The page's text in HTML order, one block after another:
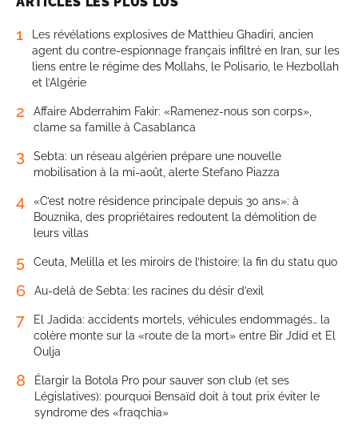
1
Les révélations explosives de Matthieu Ghadiri, ancien
agent du contre-espionnage français infiltré en Iran, sur les
liens entre le régime des Mollahs, le Polisario, le Hezbollah
et l’Algérie
2
Affaire Abderrahim Fakir: «Ramenez-nous son corps»,
clame sa famille à Casablanca
3
Sebta: un réseau algérien prépare une nouvelle
mobilisation à la mi-août, alerte Stefano Piazza
4
«C’est notre résidence principale depuis 30 ans»: à
Bouznika, des propriétaires redoutent la démolition de
leurs villas
5 Ceuta, Melilla et les miroirs de l’histoire: la fin du statu quo
6 Au-delà de Sebta: les racines du désir d’exil
7
El Jadida: accidents mortels, véhicules endommagés… la
colère monte sur la «route de la mort» entre Bir Jdid et El
Oulja
8
Élargir la Botola Pro pour sauver son club (et ses
Législatives): pourquoi Bensaïd doit à tout prix éviter le
syndrome des «fraqchia»